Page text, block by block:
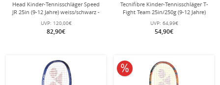
Head Kinder-Tennisschläger Speed
JR 25in (9-12 Jahre) weiss/schwarz -
besaitet -
UVP: 120,00€
82,90€
Tecnifibre Kinder-Tennisschläger T-
Fight Team 25in/250g (9-12 Jahre)
weiss - besaitet -
UVP: 64,99€
54,90€
10% reduziert